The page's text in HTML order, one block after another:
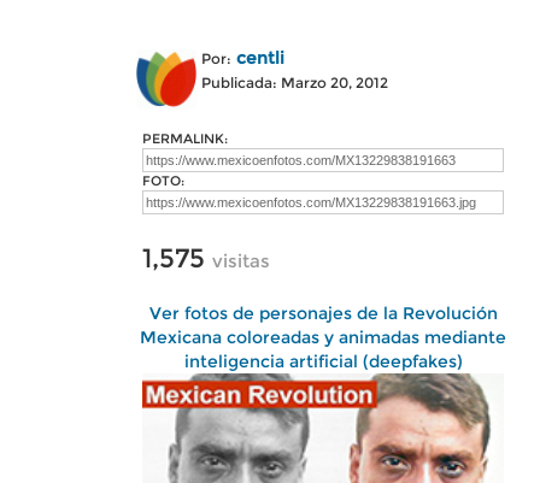
Por: centli
Publicada: Marzo 20, 2012
PERMALINK:
FOTO:
1,575 visitas
Ver fotos de personajes de la Revolución
Mexicana coloreadas y animadas mediante
inteligencia artificial (deepfakes)